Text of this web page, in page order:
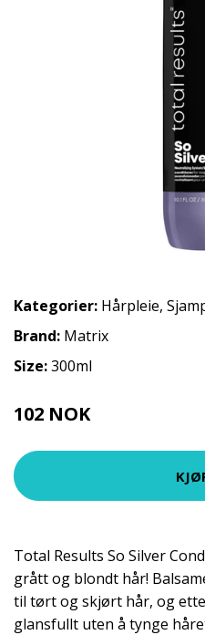
Kategorier: Hårpleie,
Brand: Matrix
Size:300ml
102 NOK
Total Results So Silver
grått og blondt hår!
til tørt og skjørt hår, og
glansfullt uten å tynge